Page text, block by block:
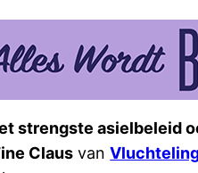
strengste asielbeleid
Claus van